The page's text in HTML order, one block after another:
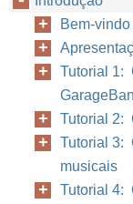
Bem-
Tutorial 1:
Tutorial 2:
Tutorial 3:
musicais
Tutorial 4: